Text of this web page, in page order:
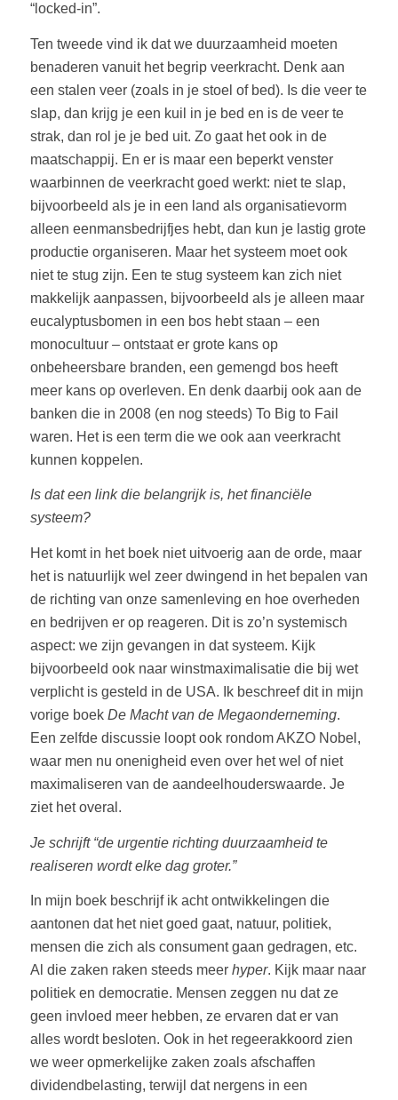
“locked-in”.
Ten tweede vind ik dat we duurzaamheid moeten
benaderen vanuit het begrip veerkracht. Denk aan
een stalen veer (zoals in je stoel of bed). Is die veer te
slap, dan krijg je een kuil in je bed en is de veer te
strak, dan rol je je bed uit. Zo gaat het ook in de
maatschappij. En er is maar een beperkt venster
waarbinnen de veerkracht goed werkt: niet te slap,
bijvoorbeeld als je in een land als organisatievorm
alleen eenmansbedrijfjes hebt, dan kun je lastig grote
productie organiseren. Maar het systeem moet ook
niet te stug zijn. Een te stug systeem kan zich niet
makkelijk aanpassen, bijvoorbeeld als je alleen maar
eucalyptusbomen in een bos hebt staan – een
monocultuur – ontstaat er grote kans op
onbeheersbare branden, een gemengd bos heeft
meer kans op overleven. En denk daarbij ook aan de
banken die in 2008 (en nog steeds) To Big to Fail
waren. Het is een term die we ook aan veerkracht
kunnen koppelen.
Is dat een link die belangrijk is, het financiële
systeem?
Het komt in het boek niet uitvoerig aan de orde, maar
het is natuurlijk wel zeer dwingend in het bepalen van
de richting van onze samenleving en hoe overheden
en bedrijven er op reageren. Dit is zo’n systemisch
aspect: we zijn gevangen in dat systeem. Kijk
bijvoorbeeld ook naar winstmaximalisatie die bij wet
verplicht is gesteld in de USA. Ik beschreef dit in mijn
vorige boek De Macht van de Megaonderneming.
Een zelfde discussie loopt ook rondom AKZO Nobel,
waar men nu onenigheid even over het wel of niet
maximaliseren van de aandeelhouderswaarde. Je
ziet het overal.
Je schrijft “de urgentie richting duurzaamheid te
realiseren wordt elke dag groter.”
In mijn boek beschrijf ik acht ontwikkelingen die
aantonen dat het niet goed gaat, natuur, politiek,
mensen die zich als consument gaan gedragen, etc.
Al die zaken raken steeds meer hyper. Kijk maar naar
politiek en democratie. Mensen zeggen nu dat ze
geen invloed meer hebben, ze ervaren dat er van
alles wordt besloten. Ook in het regeerakkoord zien
we weer opmerkelijke zaken zoals afschaffen
dividendbelasting, terwijl dat nergens in een